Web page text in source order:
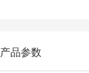
产品参数